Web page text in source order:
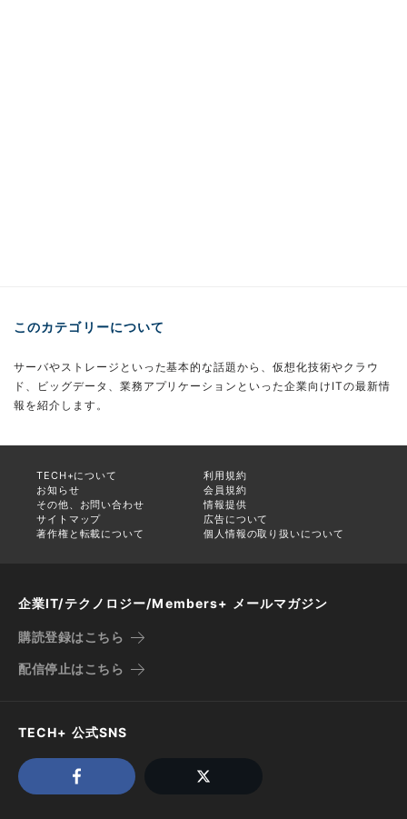
このカテゴリーについて
サーバやストレージといった基本的な話題から、仮想化技術やクラウ
ド、ビッグデータ、業務アプリケーションといった企業向けITの最新情
報を紹介します。
TECH+について
利用規約
お知らせ
会員規約
その他、お問い合わせ
情報提供
サイトマップ
広告について
著作権と転載について
個人情報の取り扱いについて
企業IT/テクノロジー/Members+ メールマガジン
購読登録はこちら
配信停止はこちら
TECH+ 公式SNS